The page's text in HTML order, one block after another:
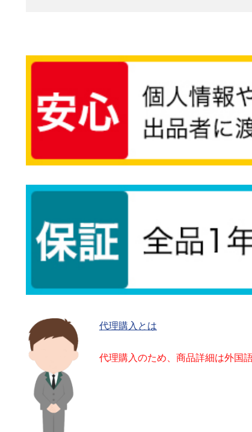
代理購入とは
代理購入のため、商品詳細は外国